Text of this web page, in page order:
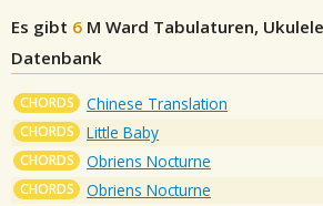
Es gibt 6 M Ward Tabulaturen,
Datenbank
CHORDS Chinese Translation
CHORDS Little Baby
CHORDS Obriens Nocturne
CHORDS Obriens Nocturne